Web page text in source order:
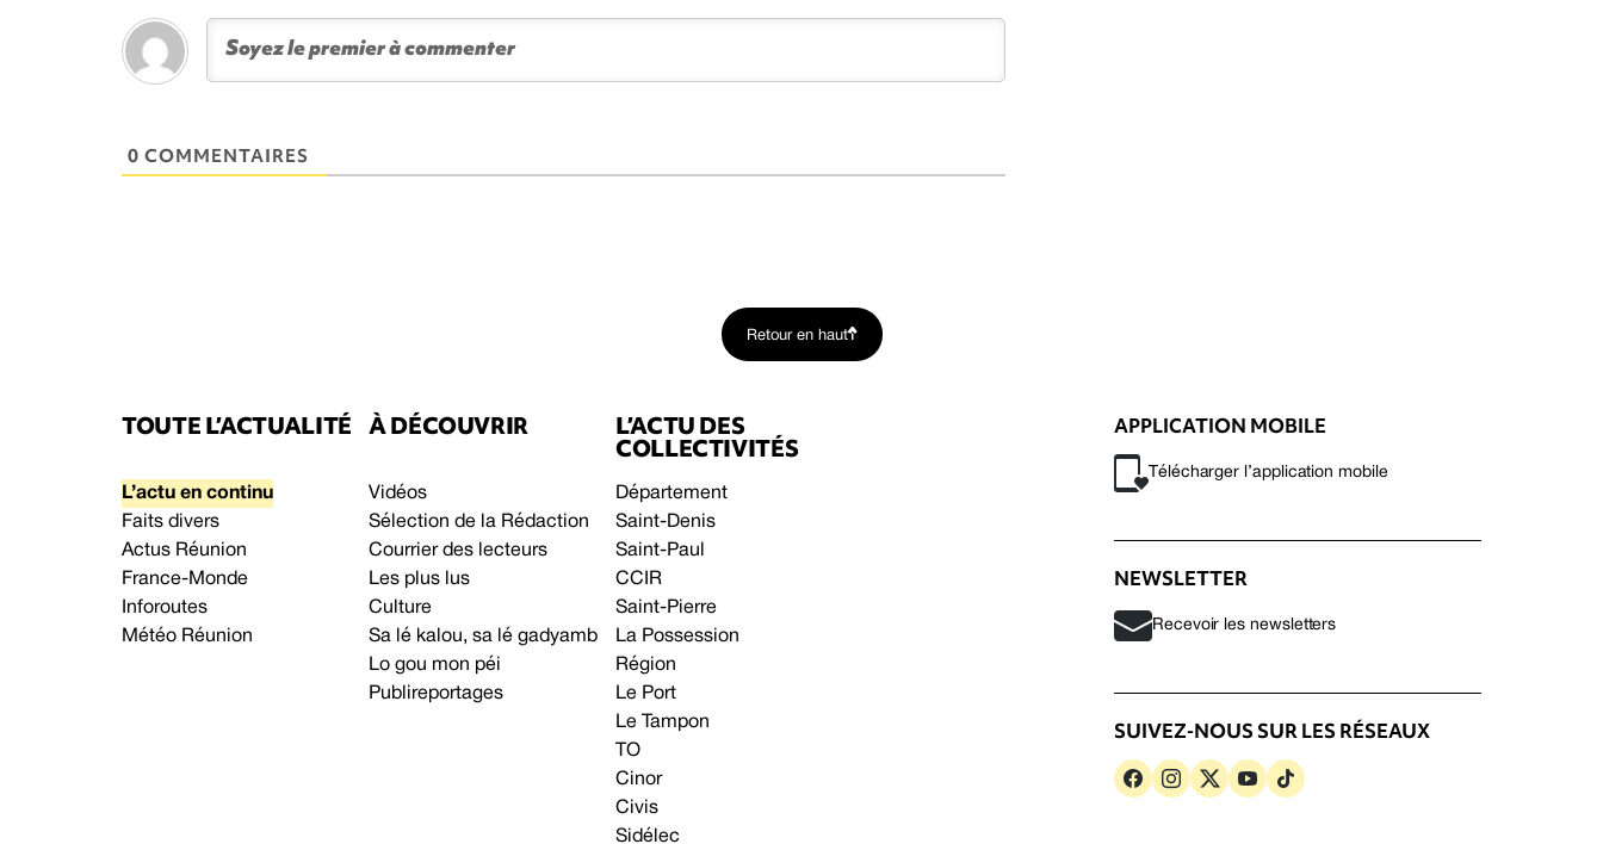
0 COMMENTAIRES
Retour en haut
TOUTE L’ACTUALITÉ
L’actu en continu
Faits divers
Actus Réunion
France-Monde
Inforoutes
Météo Réunion
À DÉCOUVRIR
Vidéos
Sélection de la Rédaction
Courrier des lecteurs
Les plus lus
Culture
Sa lé kalou, sa lé gadyamb
Lo gou mon péi
Publireportages
L’ACTU DES
COLLECTIVITÉS
Département
Saint-Denis
Saint-Paul
CCIR
Saint-Pierre
La Possession
Région
Le Port
Le Tampon
TO
Cinor
Civis
Sidélec
APPLICATION MOBILE
Télécharger l’application mobile
NEWSLETTER
Recevoir les newsletters
SUIVEZ-NOUS SUR LES RÉSEAUX